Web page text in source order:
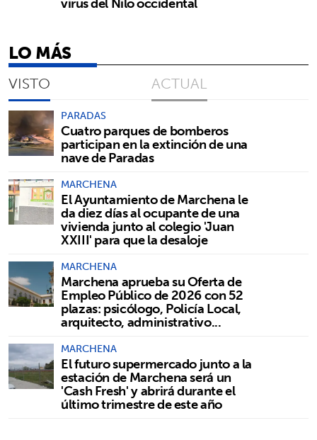
LO MÁS
VISTO ACTUAL
PARADAS
Cuatro parques de bomberos
participan en la extinción de una
nave de Paradas
MARCHENA
El Ayuntamiento de Marchena le
da diez días al ocupante de una
vivienda junto al colegio 'Juan
XXIII' para que la desaloje
MARCHENA
Marchena aprueba su Oferta de
Empleo Público de 2026 con 52
plazas: psicólogo, Policía Local,
arquitecto, administrativo...
MARCHENA
El futuro supermercado junto a la
estación de Marchena será un
'Cash Fresh' y abrirá durante el
último trimestre de este año